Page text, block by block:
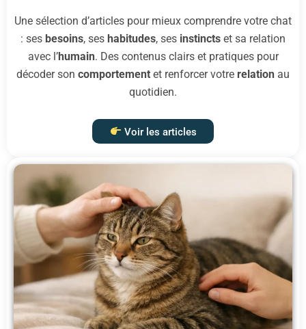
Une sélection d’articles pour mieux comprendre votre chat
: ses besoins, ses habitudes, ses instincts et sa relation
avec l’humain. Des contenus clairs et pratiques pour
décoder son comportement et renforcer votre relation au
quotidien.
Voir les articles